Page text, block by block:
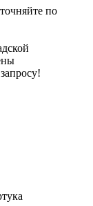
по